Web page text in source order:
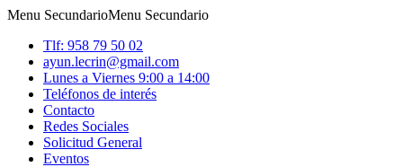
Menu SecundarioMenu Secundario
Tlf: 958 79 50 02
ayun.lecrin@gmail.com
Lunes a Viernes 9:00 a 14:00
Teléfonos de interés
Contacto
Redes Sociales
Solicitud General
Eventos